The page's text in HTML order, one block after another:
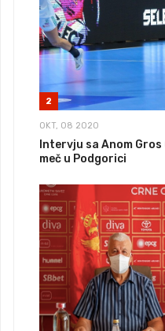
2
OKT, 08 2020
Intervju sa Anom
meč u Podgorici